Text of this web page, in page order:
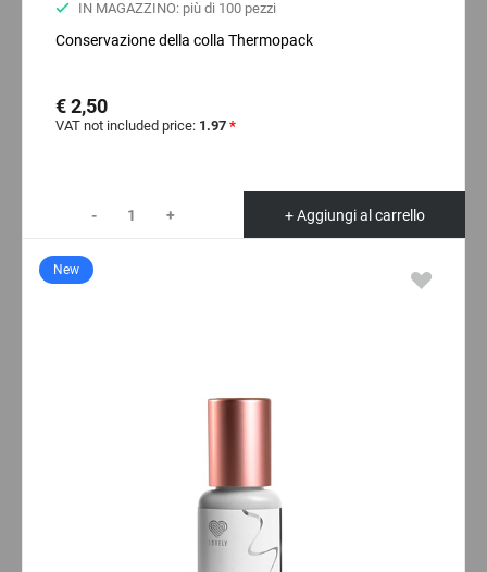
IN MAGAZZINO: più di 100 pezzi
Conservazione della colla Thermopack
€ 2,50
VAT not included price: 1.97 *
- + + Aggiungi al carrello
New